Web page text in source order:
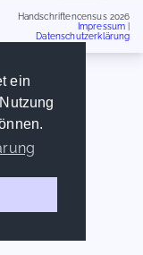
ein
Handschriftencensus 2026
Impressum
Datenschutzerklärung